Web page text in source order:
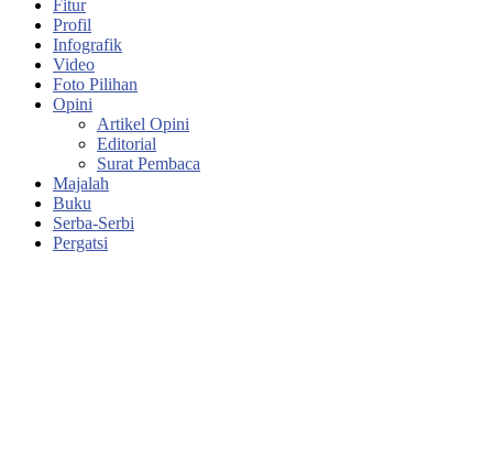
Fitur
Profil
Infografik
Video
Foto Pilihan
Opini
Artikel Opini
Editorial
Surat Pembaca
Majalah
Buku
Serba-Serbi
Pergatsi